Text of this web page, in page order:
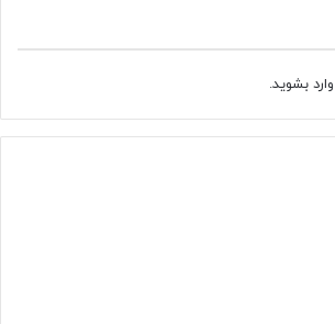
وارد بشوید.